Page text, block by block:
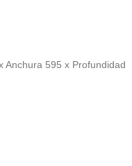
Anchura 595 x Profundidad